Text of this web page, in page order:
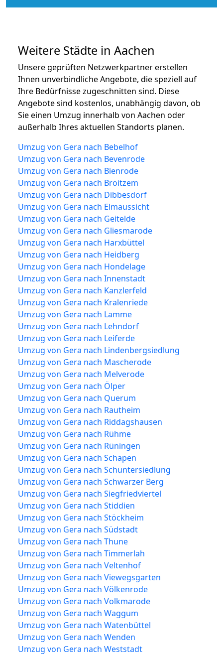
Weitere Städte in Aachen
Unsere geprüften Netzwerkpartner erstellen
Ihnen unverbindliche Angebote, die speziell auf
Ihre Bedürfnisse zugeschnitten sind. Diese
Angebote sind kostenlos, unabhängig davon, ob
Sie einen Umzug innerhalb von Aachen oder
außerhalb Ihres aktuellen Standorts planen.
Umzug von Gera nach Bebelhof
Umzug von Gera nach Bevenrode
Umzug von Gera nach Bienrode
Umzug von Gera nach Broitzem
Umzug von Gera nach Dibbesdorf
Umzug von Gera nach Elmaussicht
Umzug von Gera nach Geitelde
Umzug von Gera nach Gliesmarode
Umzug von Gera nach Harxbüttel
Umzug von Gera nach Heidberg
Umzug von Gera nach Hondelage
Umzug von Gera nach Innenstadt
Umzug von Gera nach Kanzlerfeld
Umzug von Gera nach Kralenriede
Umzug von Gera nach Lamme
Umzug von Gera nach Lehndorf
Umzug von Gera nach Leiferde
Umzug von Gera nach Lindenbergsiedlung
Umzug von Gera nach Mascherode
Umzug von Gera nach Melverode
Umzug von Gera nach Ölper
Umzug von Gera nach Querum
Umzug von Gera nach Rautheim
Umzug von Gera nach Riddagshausen
Umzug von Gera nach Rühme
Umzug von Gera nach Rüningen
Umzug von Gera nach Schapen
Umzug von Gera nach Schuntersiedlung
Umzug von Gera nach Schwarzer Berg
Umzug von Gera nach Siegfriedviertel
Umzug von Gera nach Stiddien
Umzug von Gera nach Stöckheim
Umzug von Gera nach Südstadt
Umzug von Gera nach Thune
Umzug von Gera nach Timmerlah
Umzug von Gera nach Veltenhof
Umzug von Gera nach Viewegsgarten
Umzug von Gera nach Völkenrode
Umzug von Gera nach Volkmarode
Umzug von Gera nach Waggum
Umzug von Gera nach Watenbüttel
Umzug von Gera nach Wenden
Umzug von Gera nach Weststadt